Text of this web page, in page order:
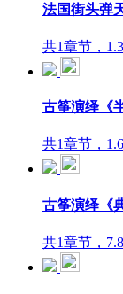
法国街头弹
共1章节，
古筝演绎《
共1章节，
古筝演绎《
共1章节，